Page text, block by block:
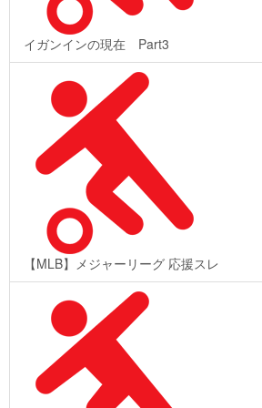
イガンインの現在 Part3
【MLB】メジャーリーグ 応援スレ